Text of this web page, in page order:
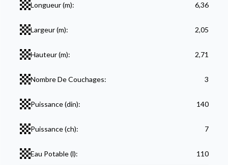
Longueur (m): 6,36
Largeur (m): 2,05
Hauteur (m): 2,71
Nombre De Couchages: 3
Puissance (din): 140
Puissance (ch): 7
Eau Potable (l): 110